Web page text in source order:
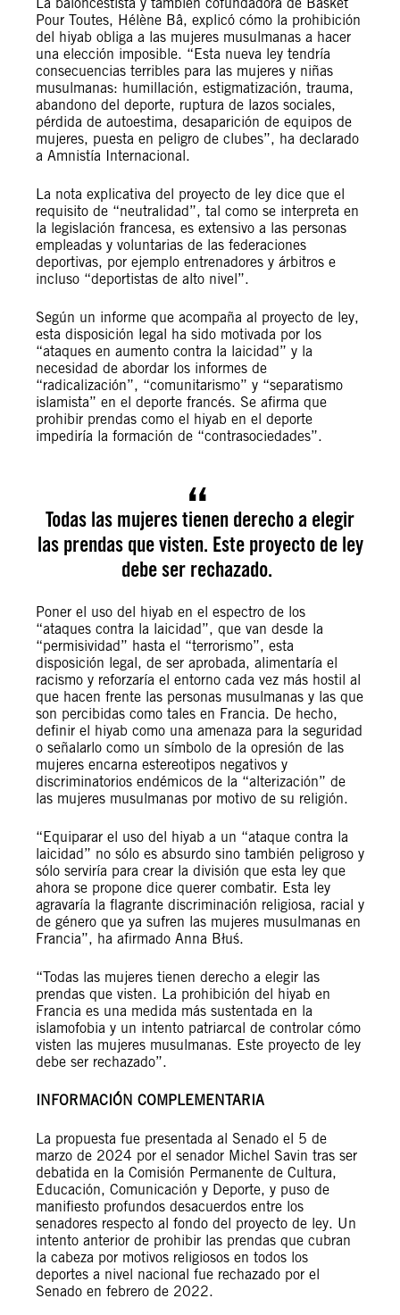
Pour Toutes, Hélène Bâ, explicó cómo la prohibición
del hiyab obliga a las mujeres musulmanas a hacer
una elección imposible. “Esta nueva ley tendría
consecuencias terribles para las mujeres y niñas
musulmanas: humillación, estigmatización, trauma,
abandono del deporte, ruptura de lazos sociales,
pérdida de autoestima, desaparición de equipos de
mujeres, puesta en peligro de clubes”, ha declarado
a Amnistía Internacional.
La nota explicativa del proyecto de ley dice que el
requisito de “neutralidad”, tal como se interpreta en
la legislación francesa, es extensivo a las personas
empleadas y voluntarias de las federaciones
deportivas, por ejemplo entrenadores y árbitros e
incluso “deportistas de alto nivel”.
Según un informe que acompaña al proyecto de ley,
esta disposición legal ha sido motivada por los
“ataques en aumento contra la laicidad” y la
necesidad de abordar los informes de
“radicalización”, “comunitarismo” y “separatismo
islamista” en el deporte francés. Se afirma que
prohibir prendas como el hiyab en el deporte
impediría la formación de “contrasociedades”.
Todas las mujeres tienen derecho a elegir
las prendas que visten. Este proyecto de ley
debe ser rechazado.
Poner el uso del hiyab en el espectro de los
“ataques contra la laicidad”, que van desde la
“permisividad” hasta el “terrorismo”, esta
disposición legal, de ser aprobada, alimentaría el
racismo y reforzaría el entorno cada vez más hostil al
que hacen frente las personas musulmanas y las que
son percibidas como tales en Francia. De hecho,
definir el hiyab como una amenaza para la seguridad
o señalarlo como un símbolo de la opresión de las
mujeres encarna estereotipos negativos y
discriminatorios endémicos de la “alterización” de
las mujeres musulmanas por motivo de su religión.
“Equiparar el uso del hiyab a un “ataque contra la
laicidad” no sólo es absurdo sino también peligroso y
sólo serviría para crear la división que esta ley que
ahora se propone dice querer combatir. Esta ley
agravaría la flagrante discriminación religiosa, racial y
de género que ya sufren las mujeres musulmanas en
Francia”, ha afirmado Anna Błuś.
“Todas las mujeres tienen derecho a elegir las
prendas que visten. La prohibición del hiyab en
Francia es una medida más sustentada en la
islamofobia y un intento patriarcal de controlar cómo
visten las mujeres musulmanas. Este proyecto de ley
debe ser rechazado”.
INFORMACIÓN COMPLEMENTARIA
La propuesta fue presentada al Senado el 5 de
marzo de 2024 por el senador Michel Savin tras ser
debatida en la Comisión Permanente de Cultura,
Educación, Comunicación y Deporte, y puso de
manifiesto profundos desacuerdos entre los
senadores respecto al fondo del proyecto de ley. Un
intento anterior de prohibir las prendas que cubran
la cabeza por motivos religiosos en todos los
deportes a nivel nacional fue rechazado por el
Senado en febrero de 2022.